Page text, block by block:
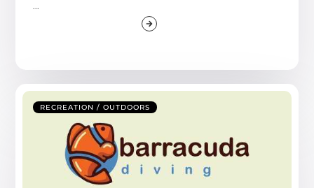
RECREATION / OUTDOORS